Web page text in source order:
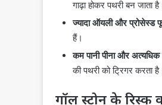
गाढ़ा होकर पथरी बन जाता
ज्यादा ऑयली और प्रोसेस्ड
हैं।
कम पानी पीना और अत्यधिक
की पथरी को ट्रिगर करता
गॉल स्टोन के